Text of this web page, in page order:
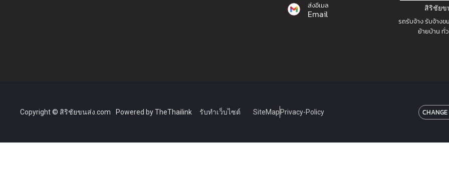
ส่งอีเมล
Email สิริชัยข
รถรับจ้าง รับจ้าง
ย้ายบ้าน ทั่
Copyright © สิริชัยขนส่ง.com Powered by TheThailink รับทำเว็บไซต์ SiteMap Privacy-Policy